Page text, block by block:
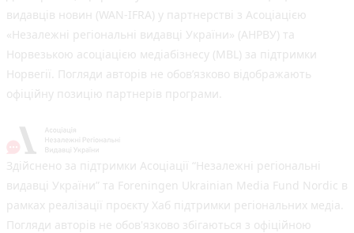
видавців новин (WAN-IFRA) у партнерстві з Асоціацією
«Незалежні регіональні видавці України» (АНРВУ) та
Норвезькою асоціацією медіабізнесу (MBL) за підтримки
Норвегії. Погляди авторів не обов’язково відображають
офіційну позицію партнерів програми.
Здійснено за підтримки Асоціації “Незалежні регіональні
видавці України” та Foreningen Ukrainian Media Fund Nordic в
рамках реалізації проєкту Хаб підтримки регіональних медіа.
Погляди авторів не обов'язково збігаються з офіційною